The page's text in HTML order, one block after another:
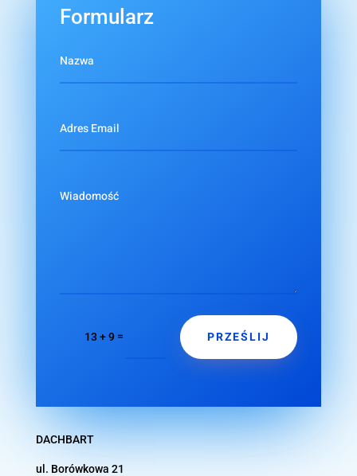
Formularz
13 + 9 = PRZEŚLIJ
DACHBART
ul. Borówkowa 21